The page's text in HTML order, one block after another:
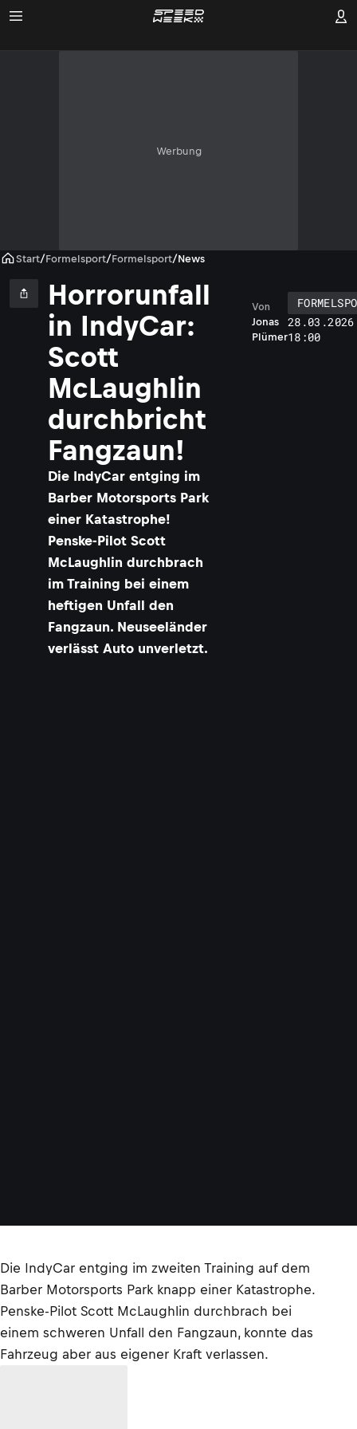
Werbung
Start/Formelsport/Formelsport/News
Horrorunfall
in IndyCar:
Scott
McLaughlin
durchbricht
Fangzaun!
Die IndyCar entging im
Barber Motorsports Park
einer Katastrophe!
Penske-Pilot Scott
McLaughlin durchbrach
im Training bei einem
heftigen Unfall den
Fangzaun. Neuseeländer
verlässt Auto unverletzt.
Jonas
Plümer
Von
18:00
Die IndyCar entging im zweiten Training auf dem
Barber Motorsports Park knapp einer Katastrophe.
Penske-Pilot Scott McLaughlin durchbrach bei
einem schweren Unfall den Fangzaun, konnte das
Fahrzeug aber aus eigener Kraft verlassen.